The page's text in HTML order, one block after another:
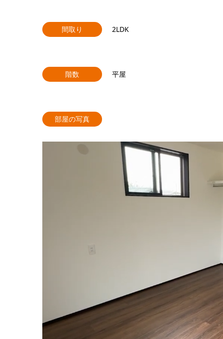
間取り 2LDK
階数 平屋
部屋の写真